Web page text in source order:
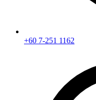
+60 7-251 1162